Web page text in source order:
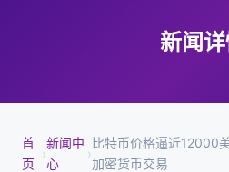
新闻
首
页
›
新闻中
心
›
比特币价格逼近12000
加密货币交易